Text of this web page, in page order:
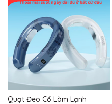
Quạt Đeo Cổ Làm Lạnh